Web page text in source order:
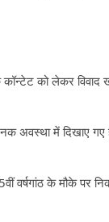
को लेकर विवाद
अवस्था में दिखाए
वर्षगांठ के मौके पर